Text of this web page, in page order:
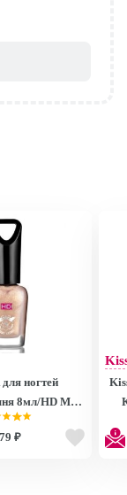
ногтей
8мл/HD Mini
MNP27
₽